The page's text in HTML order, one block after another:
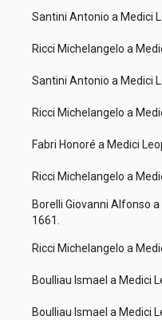
Santini Antonio a Medici
Ricci Michelangelo a
Santini Antonio a Medici
Ricci Michelangelo a
Fabri Honoré a Medici
Ricci Michelangelo a
Borelli Giovanni Alfonso
1661.
Ricci Michelangelo a
Boulliau Ismael a Medici
Boulliau Ismael a Medici